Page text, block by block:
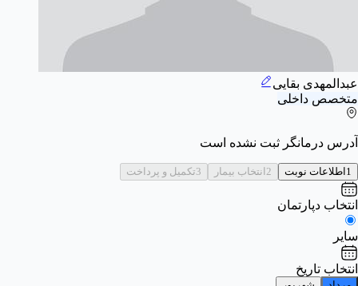
عبدالمهدی بقایی
متخصص داخلی
آدرس درمانگر ثبت نشده است
1اطلاعات نوبت 2انتخاب بیمار 3تکمیل و پرداخت
انتخاب دپارتمان
سایر
انتخاب تاریخ